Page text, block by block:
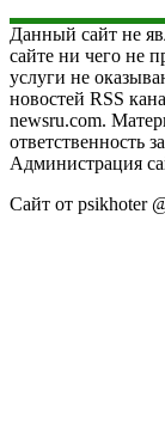
Данный сайт не
сайте ни чего не
услуги не
новостей RSS
newsru.com.
ответственность
Администрация
Сайт от psikhoter